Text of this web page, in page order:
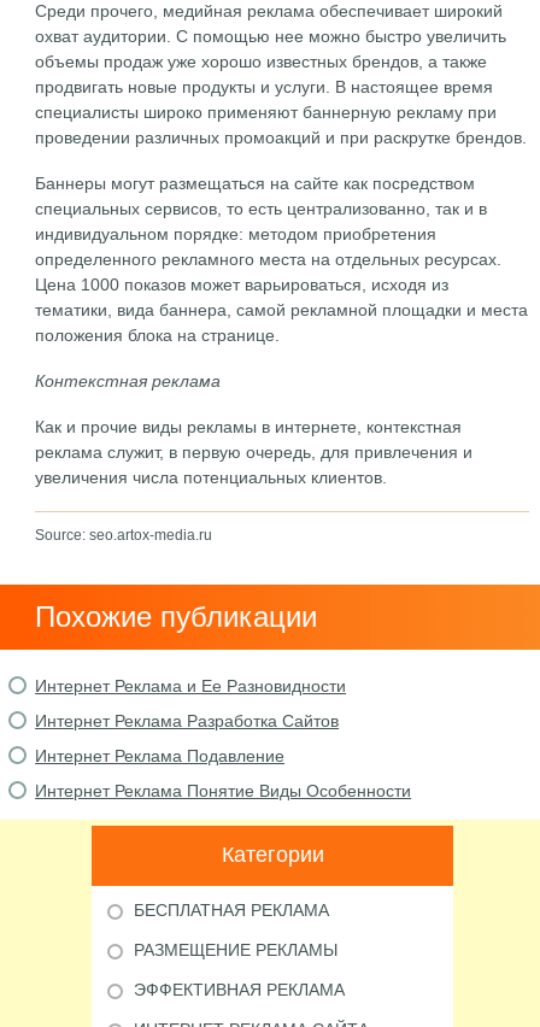
Среди прочего, медийная реклама обеспечивает широкий
охват аудитории. С помощью нее можно быстро увеличить
объемы продаж уже хорошо известных брендов, а также
продвигать новые продукты и услуги. В настоящее время
специалисты широко применяют баннерную рекламу при
проведении различных промоакций и при раскрутке брендов.
Баннеры могут размещаться на сайте как посредством
специальных сервисов, то есть централизованно, так и в
индивидуальном порядке: методом приобретения
определенного рекламного места на отдельных ресурсах.
Цена 1000 показов может варьироваться, исходя из
тематики, вида баннера, самой рекламной площадки и места
положения блока на странице.
Контекстная реклама
Как и прочие виды рекламы в интернете, контекстная
реклама служит, в первую очередь, для привлечения и
увеличения числа потенциальных клиентов.
Source: seo.artox-media.ru
Похожие публикации
Интернет Реклама и Ее Разновидности
Интернет Реклама Разработка Сайтов
Интернет Реклама Подавление
Интернет Реклама Понятие Виды Особенности
Категории
БЕСПЛАТНАЯ РЕКЛАМА
РАЗМЕЩЕНИЕ РЕКЛАМЫ
ЭФФЕКТИВНАЯ РЕКЛАМА